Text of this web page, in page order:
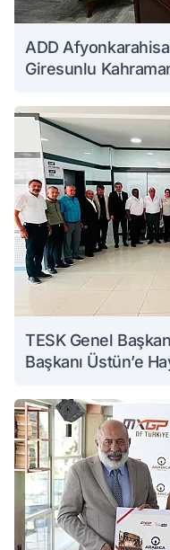
ADD
Giresunlu
TESK Genel
Başkanı Üstün’e